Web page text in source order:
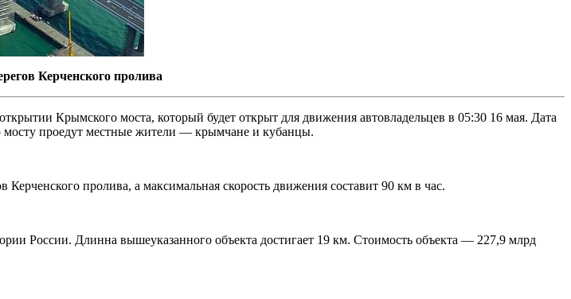
Керченского пролива
Крымского моста, который будет открыт для движения автовладельцев в 05:30 16 мая. Дата
мосту проедут местные жители — крымчане и кубанцы.
Керченского пролива, а максимальная скорость движения составит 90 км в час.
России. Длинна вышеуказанного объекта достигает 19 км. Стоимость объекта — 227,9 млрд